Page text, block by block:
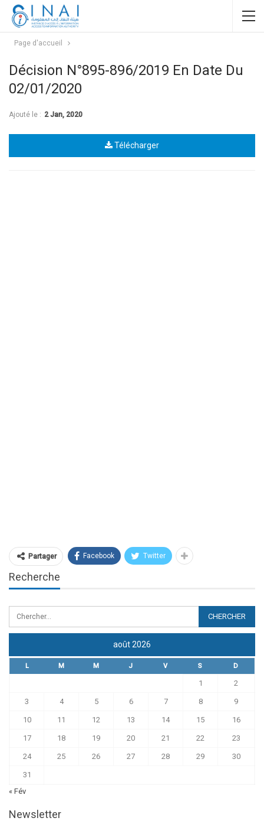
Page d'accueil
Décision N°895-896/2019 En Date Du
02/01/2020
Ajouté le : 2 Jan, 2020
Télécharger
Partager Facebook Twitter
Recherche
août 2026
L M M J V S D
1 2
3 4 5 6 7 8 9
10 11 12 13 14 15 16
17 18 19 20 21 22 23
24 25 26 27 28 29 30
31
« Fév
Newsletter